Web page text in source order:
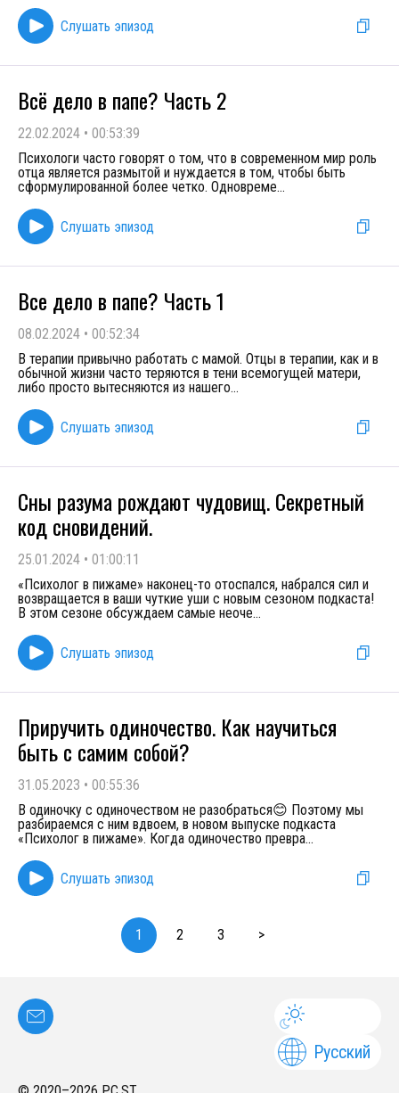
Слушать эпизод
Всё дело в папе? Часть 2
22.02.2024 • 00:53:39
Психологи часто говорят о том, что в современном мир роль
отца является размытой и нуждается в том, чтобы быть
сформулированной более четко. Одновреме...
Слушать эпизод
Все дело в папе? Часть 1
08.02.2024 • 00:52:34
В терапии привычно работать с мамой. Отцы в терапии, как и в
обычной жизни часто теряются в тени всемогущей матери,
либо просто вытесняются из нашего...
Слушать эпизод
Сны разума рождают чудовищ. Секретный
код сновидений.
25.01.2024 • 01:00:11
«Психолог в пижаме» наконец-то отоспался, набрался сил и
возвращается в ваши чуткие уши с новым сезоном подкаста!
В этом сезоне обсуждаем самые неоче...
Слушать эпизод
Приручить одиночество. Как научиться
быть с самим собой?
31.05.2023 • 00:55:36
В одиночку с одиночеством не разобраться😊 Поэтому мы
разбираемся с ним вдвоем, в новом выпуске подкаста
«Психолог в пижаме». Когда одиночество превра...
Слушать эпизод
1 2 3 >
Русский